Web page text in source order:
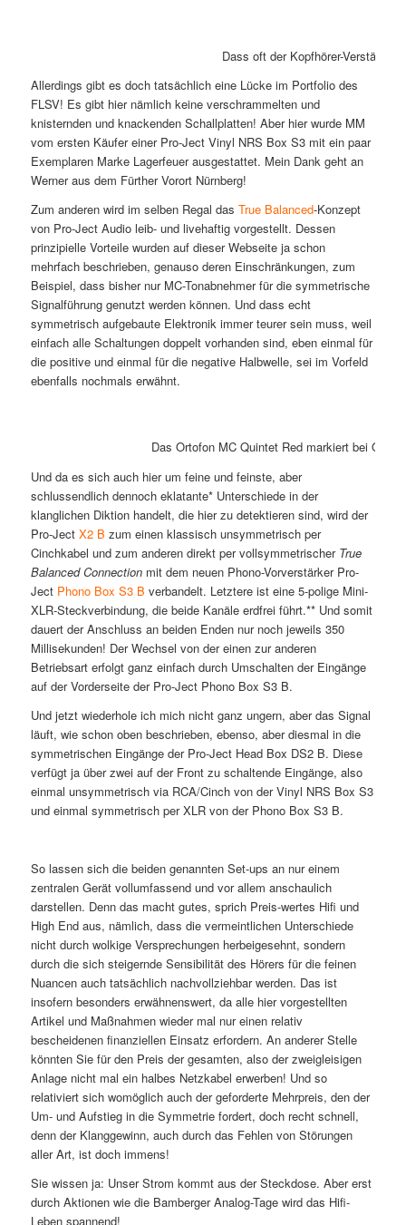
Dass oft der Kopfhörer-Verstärker
Allerdings gibt es doch tatsächlich eine Lücke im Portfolio des
FLSV! Es gibt hier nämlich keine verschrammelten und
knisternden und knackenden Schallplatten! Aber hier wurde MM
vom ersten Käufer einer Pro-Ject Vinyl NRS Box S3 mit ein paar
Exemplaren Marke Lagerfeuer ausgestattet. Mein Dank geht an
Werner aus dem Fürther Vorort Nürnberg!
Zum anderen wird im selben Regal das True Balanced-Konzept
von Pro-Ject Audio leib- und livehaftig vorgestellt. Dessen
prinzipielle Vorteile wurden auf dieser Webseite ja schon
mehrfach beschrieben, genauso deren Einschränkungen, zum
Beispiel, dass bisher nur MC-Tonabnehmer für die symmetrische
Signalführung genutzt werden können. Und dass echt
symmetrisch aufgebaute Elektronik immer teurer sein muss, weil
einfach alle Schaltungen doppelt vorhanden sind, eben einmal für
die positive und einmal für die negative Halbwelle, sei im Vorfeld
ebenfalls nochmals erwähnt.
Das Ortofon MC Quintet Red markiert bei
Und da es sich auch hier um feine und feinste, aber
schlussendlich dennoch eklatante* Unterschiede in der
klanglichen Diktion handelt, die hier zu detektieren sind, wird der
Pro-Ject X2 B zum einen klassisch unsymmetrisch per
Cinchkabel und zum anderen direkt per vollsymmetrischer True
Balanced Connectionmit dem neuen Phono-Vorverstärker Pro-
Ject Phono Box S3 B verbandelt. Letztere ist eine 5-polige Mini-
XLR-Steckverbindung, die beide Kanäle erdfrei führt.** Und somit
dauert der Anschluss an beiden Enden nur noch jeweils 350
Millisekunden! Der Wechsel von der einen zur anderen
Betriebsart erfolgt ganz einfach durch Umschalten der Eingänge
auf der Vorderseite der Pro-Ject Phono Box S3 B.
Und jetzt wiederhole ich mich nicht ganz ungern, aber das Signal
läuft, wie schon oben beschrieben, ebenso, aber diesmal in die
symmetrischen Eingänge der Pro-Ject Head Box DS2 B. Diese
verfügt ja über zwei auf der Front zu schaltende Eingänge, also
einmal unsymmetrisch via RCA/Cinch von der Vinyl NRS Box S3
und einmal symmetrisch per XLR von der Phono Box S3 B.
So lassen sich die beiden genannten Set-ups an nur einem
zentralen Gerät vollumfassend und vor allem anschaulich
darstellen. Denn das macht gutes, sprich Preis-wertes Hifi und
High End aus, nämlich, dass die vermeintlichen Unterschiede
nicht durch wolkige Versprechungen herbeigesehnt, sondern
durch die sich steigernde Sensibilität des Hörers für die feinen
Nuancen auch tatsächlich nachvollziehbar werden. Das ist
insofern besonders erwähnenswert, da alle hier vorgestellten
Artikel und Maßnahmen wieder mal nur einen relativ
bescheidenen finanziellen Einsatz erfordern. An anderer Stelle
könnten Sie für den Preis der gesamten, also der zweigleisigen
Anlage nicht mal ein halbes Netzkabel erwerben! Und so
relativiert sich womöglich auch der geforderte Mehrpreis, den der
Um- und Aufstieg in die Symmetrie fordert, doch recht schnell,
denn der Klanggewinn, auch durch das Fehlen von Störungen
aller Art, ist doch immens!
Sie wissen ja: Unser Strom kommt aus der Steckdose. Aber erst
durch Aktionen wie die Bamberger Analog-Tage wird das Hifi-
Leben spannend!